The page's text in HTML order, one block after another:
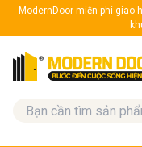
ModernDoor miễn phí giao